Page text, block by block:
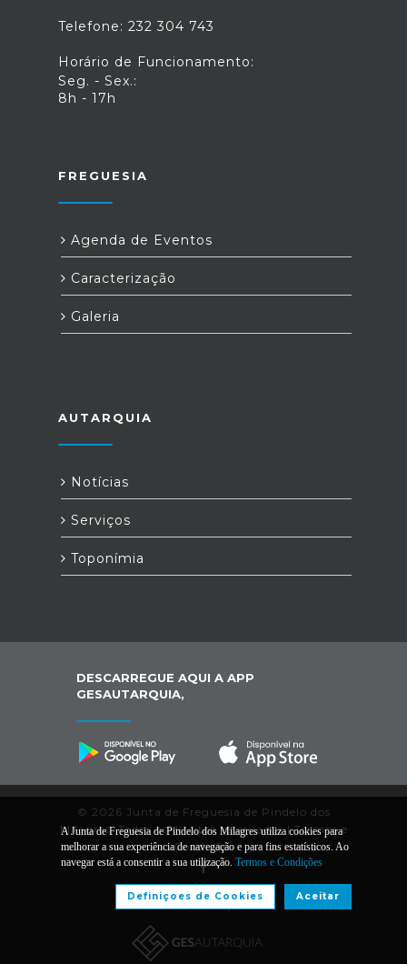
Telefone: 232 304 743
Horário de Funcionamento:
Seg. - Sex.:
8h - 17h
FREGUESIA
Agenda de Eventos
Caracterização
Galeria
AUTARQUIA
Notícias
Serviços
Toponímia
DESCARREGUE AQUI A APP
GESAUTARQUIA,
© 2026 Junta de Freguesia de Pindelo dos
Milagres. Todos os direitos reservados |Termos e
Condições
Desenvolvido por:
A Junta de Freguesia de Pindelo dos Milagres utiliza cookies para
melhorar a sua experiência de navegação e para fins estatísticos. Ao
navegar está a consentir a sua utilização. Termos e Condições
Aceitar
Definiçoes de Cookies